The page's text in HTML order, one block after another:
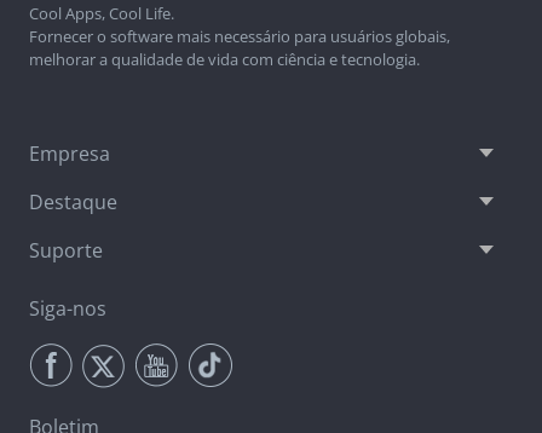
Cool Apps, Cool Life.
Fornecer o software mais necessário para usuários globais,
melhorar a qualidade de vida com ciência e tecnologia.
Empresa
Destaque
Suporte
Siga-nos
Boletim